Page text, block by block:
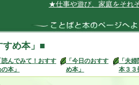
★仕事や遊び、家庭をそれぞれ大
すめ本」■
読んでみて！おすす
本」
「今日のおすす
め本」
「夫婦
本３３